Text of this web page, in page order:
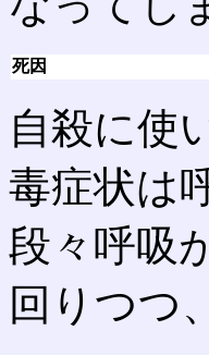
死因
自殺に使
毒症状は
段々呼吸
回りつつ